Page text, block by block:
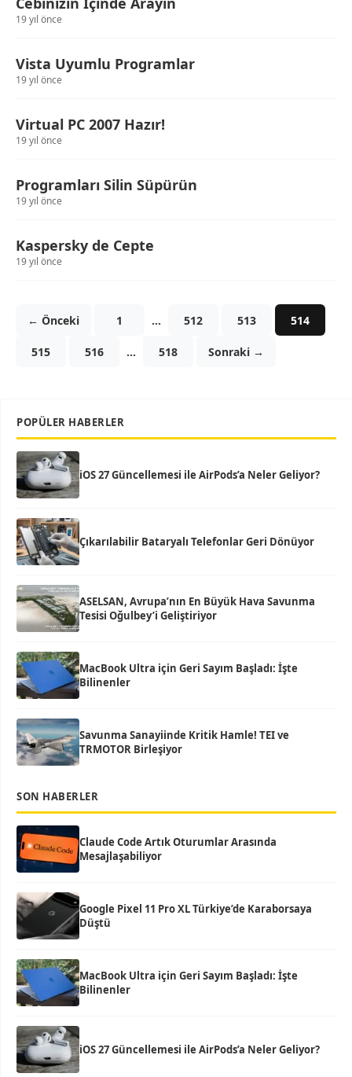
19 yıl önce
Vista Uyumlu Programlar
19 yıl önce
Virtual PC 2007 Hazır!
19 yıl önce
Programları Silin Süpürün
19 yıl önce
Kaspersky de Cepte
19 yıl önce
← Önceki 1 … 512 513 514
515 516 … 518 Sonraki →
POPÜLER HABERLER
iOS 27 Güncellemesi ile AirPods’a Neler Geliyor?
Çıkarılabilir Bataryalı Telefonlar Geri Dönüyor
ASELSAN, Avrupa’nın En Büyük Hava Savunma
Tesisi Oğulbey’i Geliştiriyor
MacBook Ultra için Geri Sayım Başladı: İşte
Bilinenler
Savunma Sanayiinde Kritik Hamle! TEI ve
TRMOTOR Birleşiyor
SON HABERLER
Claude Code Artık Oturumlar Arasında
Mesajlaşabiliyor
Google Pixel 11 Pro XL Türkiye’de Karaborsaya
Düştü
MacBook Ultra için Geri Sayım Başladı: İşte
Bilinenler
iOS 27 Güncellemesi ile AirPods’a Neler Geliyor?